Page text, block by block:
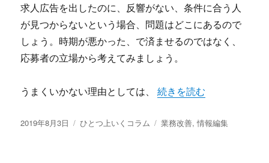
求人広告を出したのに、反響がない、条件に合う人
が見つからないという場合、問題はどこにあるので
しょう。時期が悪かった、で済ませるのではなく、
応募者の立場から考えてみましょう。
うまくいかない理由としては、“求人募集はスピード勝負
続きを読む
投
2019年8月3日
カ
ひとつ上いくコラム
タ
業務改善,情報編集